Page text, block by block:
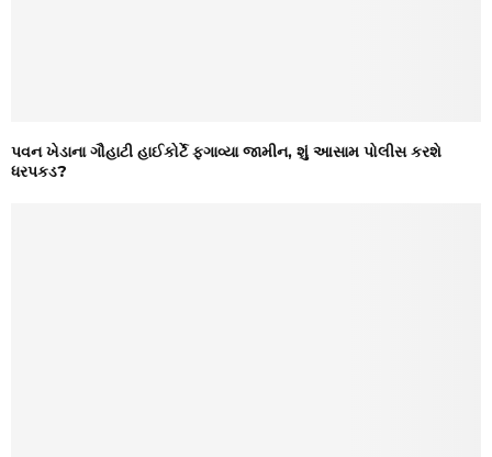
પવન ખેડાના ગૌહાટી હાઈકોર્ટે ફગાવ્યા જામીન, શું આસામ પોલીસ કરશે
ધરપકડ?